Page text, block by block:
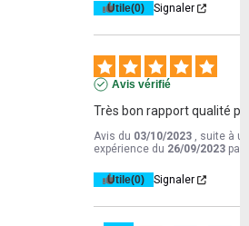
Utile(0) Signaler
Avis vérifié
Très bon rapport qualité
Avis du 03/10/2023 , suite à
expérience du 26/09/2023 par
Utile(0) Signaler